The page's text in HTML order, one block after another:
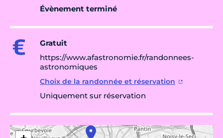
Évènement terminé
Gratuit
https://www.afastronomie.fr/randonnees-
astronomiques
Choix de la randonnée et réservation
Uniquement sur réservation